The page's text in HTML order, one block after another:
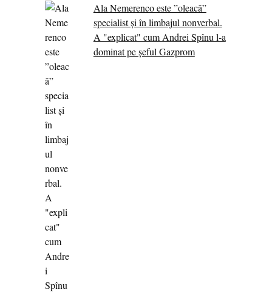
Ala Nemerenco este ”oleacă”
specialist și în limbajul nonverbal.
A "explicat" cum Andrei Spînu l-a
dominat pe șeful Gazprom